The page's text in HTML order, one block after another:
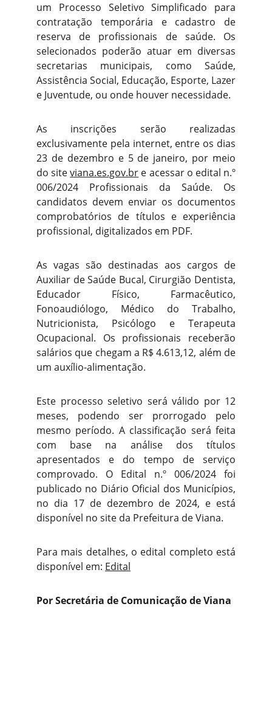
um Processo Seletivo Simplificado para
contratação temporária e cadastro de
reserva de profissionais de saúde. Os
selecionados poderão atuar em diversas
secretarias municipais, como Saúde,
Assistência Social, Educação, Esporte, Lazer
e Juventude, ou onde houver necessidade.
As inscrições serão realizadas
exclusivamente pela internet, entre os dias
23 de dezembro e 5 de janeiro, por meio
do siteviana.es.gov.br e acessar o edital n.º
006/2024 Profissionais da Saúde. Os
candidatos devem enviar os documentos
comprobatórios de títulos e experiência
profissional, digitalizados em PDF.
As vagas são destinadas aos cargos de
Auxiliar de Saúde Bucal, Cirurgião Dentista,
Educador Físico, Farmacêutico,
Fonoaudiólogo, Médico do Trabalho,
Nutricionista, Psicólogo e Terapeuta
Ocupacional. Os profissionais receberão
salários que chegam a R$ 4.613,12, além de
um auxílio-alimentação.
Este processo seletivo será válido por 12
meses, podendo ser prorrogado pelo
mesmo período. A classificação será feita
com base na análise dos títulos
apresentados e do tempo de serviço
comprovado. O Edital n.º 006/2024 foi
publicado no Diário Oficial dos Municípios,
no dia 17 de dezembro de 2024, e está
disponível no site da Prefeitura de Viana.
Para mais detalhes, o edital completo está
disponível em: Edital
Por Secretária de Comunicação de Viana